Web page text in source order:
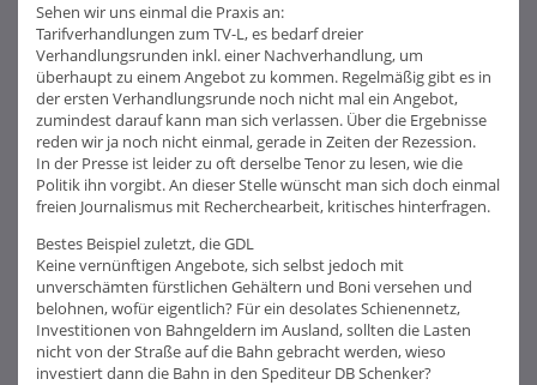
Sehen wir uns einmal die Praxis an:
Tarifverhandlungen zum TV-L, es bedarf dreier
Verhandlungsrunden inkl. einer Nachverhandlung, um
überhaupt zu einem Angebot zu kommen. Regelmäßig gibt es in
der ersten Verhandlungsrunde noch nicht mal ein Angebot,
zumindest darauf kann man sich verlassen. Über die Ergebnisse
reden wir ja noch nicht einmal, gerade in Zeiten der Rezession.
In der Presse ist leider zu oft derselbe Tenor zu lesen, wie die
Politik ihn vorgibt. An dieser Stelle wünscht man sich doch einmal
freien Journalismus mit Recherchearbeit, kritisches hinterfragen.
Bestes Beispiel zuletzt, die GDL
Keine vernünftigen Angebote, sich selbst jedoch mit
unverschämten fürstlichen Gehältern und Boni versehen und
belohnen, wofür eigentlich? Für ein desolates Schienennetz,
Investitionen von Bahngeldern im Ausland, sollten die Lasten
nicht von der Straße auf die Bahn gebracht werden, wieso
investiert dann die Bahn in den Spediteur DB Schenker?